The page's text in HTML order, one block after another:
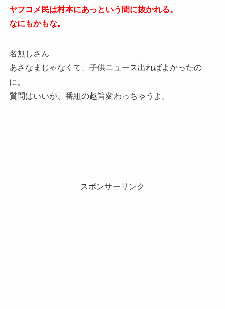
ヤフコメ民は村本にあっという間に抜かれる。
なにもかもな。
名無しさん
あさなまじゃなくて、子供ニュース出ればよかったの
に。
質問はいいが、番組の趣旨変わっちゃうよ。
スポンサーリンク